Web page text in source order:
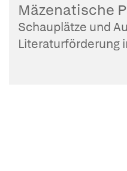
Mäzenatische
Schauplätze und
Literaturförderung